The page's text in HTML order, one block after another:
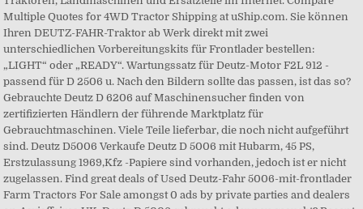
Multiple Quotes for 4WD Tractor Shipping at uShip.com. Sie können
Ihren DEUTZ-FAHR-Traktor ab Werk direkt mit zwei
unterschiedlichen Vorbereitungskits für Frontlader bestellen:
„LIGHT“ oder „READY“. Wartungssatz für Deutz-Motor F2L 912 -
passend für D 2506 u. Nach den Bildern sollte das passen, ist das so?
Gebrauchte Deutz D 6206 auf Maschinensucher finden von
zertifizierten Händlern der führende Marktplatz für
Gebrauchtmaschinen. Viele Teile lieferbar, die noch nicht aufgeführt
sind. Deutz D5006 Verkaufe Deutz D 5006 mit Hubarm, 45 PS,
Erstzulassung 1969,Kfz -Papiere sind vorhanden, jedoch ist er nicht
zugelassen. Find great deals of Used Deutz-Fahr 5006-mit-frontlader
Farm Tractors For Sale amongst 0 ads by private parties and dealers